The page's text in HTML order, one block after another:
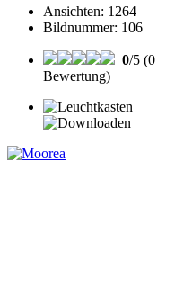
Ansichten: 1264
Bildnummer: 106
0/5 (0
Bewertung)